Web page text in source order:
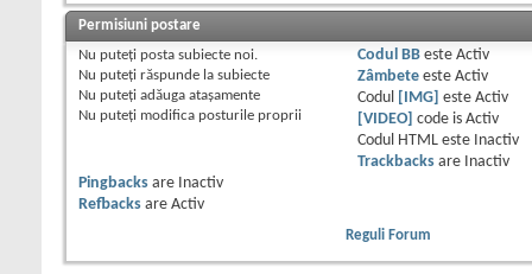
Permisiuni postare
Nu puteţi posta subiecte noi.
Nu puteţi răspunde la subiecte
Nu puteţi adăuga ataşamente
Nu puteţi modifica posturile proprii
Codul BBeste Activ
Zâmbeteeste Activ
Codul
[IMG] este Activ
[VIDEO] code is Activ
Codul HTML este
Inactiv
Trackbacksare
Inactiv
Pingbacks are
Inactiv
Refbacks are Activ
Reguli Forum